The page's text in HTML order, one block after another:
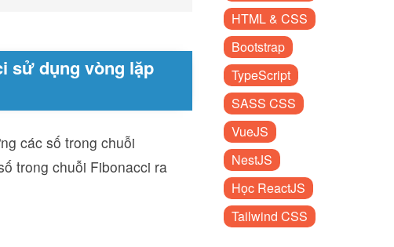
sử dụng vòng lặp
các số trong chuỗi
trong chuỗi Fibonacci ra
HTML & CSS
Bootstrap
TypeScript
SASS CSS
VueJS
NestJS
Học ReactJS
Tailwind CSS